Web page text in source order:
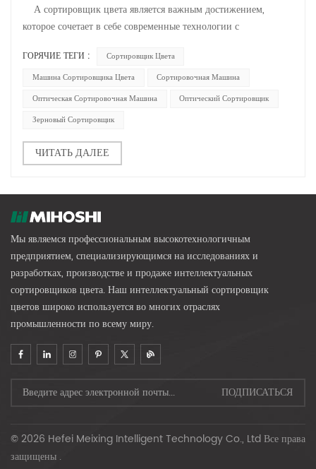
А сортировщик цвета является важным достижением,
которое сочетает в себе современные технологии с
качестве ключевого инструмента для сортировки
сельскохозяйственной продукции и промышленного
производства, сортировщик цветов Mihoshi...
ГОРЯЧИЕ ТЕГИ :
Сортировщик Цвета
Машина Сортировщика Цвета
Сортировочная Машина
Оптическая Сортировочная Машина
Оптический Сортировщик
Зерновый Сортировщик
ЧИТАТЬ ДАЛЕЕ
Мы являемся профессиональным высокотехнологичным
предприятием, специализирующимся на исследованиях и
разработках, производстве и продаже интеллектуальных
сортировщиков цвета. Наш интеллектуальный сортировщик
цветов широко используется во многих отраслях
промышленности по всему миру.
© 2026 Hefei Meixing Intelligent Technology Co., Ltd Все права
защищены .